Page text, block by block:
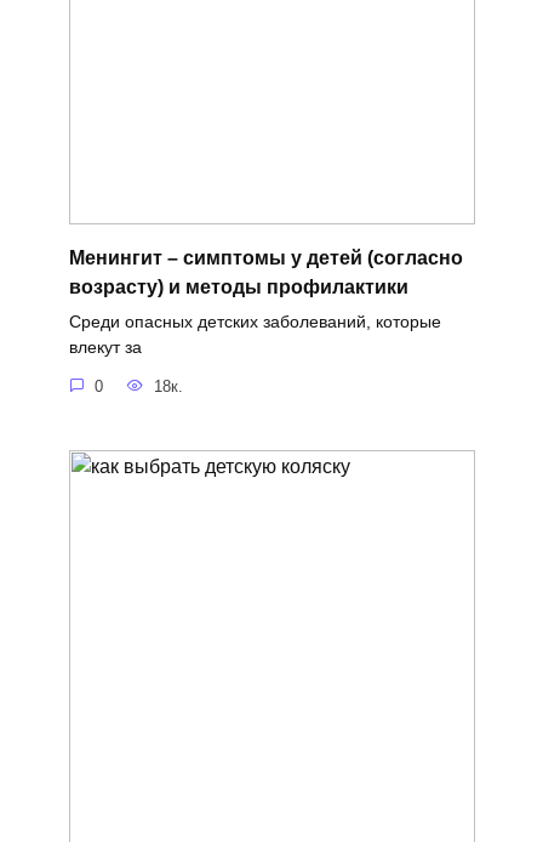
Менингит – симптомы у детей (согласно
возрасту) и методы профилактики
Среди опасных детских заболеваний, которые
влекут за
0 18к.